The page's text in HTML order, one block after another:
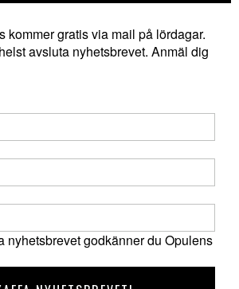
kommer gratis via mail på lördagar.
avsluta nyhetsbrevet. Anmäl dig
nyhetsbrevet godkänner du Opulens